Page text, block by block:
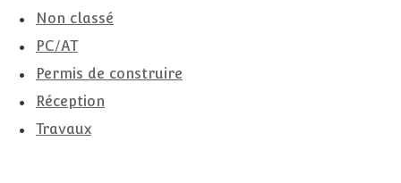
Non classé
PC/AT
Permis de construire
Réception
Travaux